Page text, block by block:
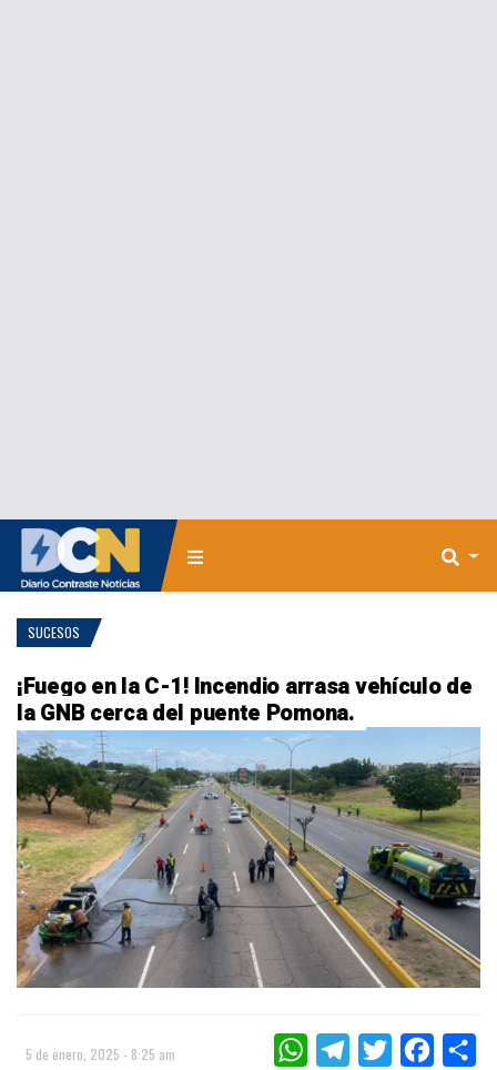
SUCESOS
¡Fuego en la C-1! Incendio arrasa vehículo de
la GNB cerca del puente Pomona.
5 de enero, 2025 - 8:25 am WHATSAPPTELEGRAMTWITTER